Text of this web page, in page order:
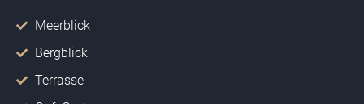
Meerblick
Bergblick
Terrasse